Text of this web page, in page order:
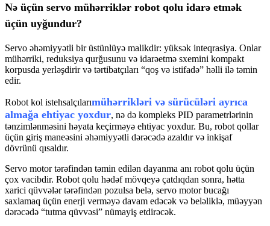
Nə üçün servo mühərriklər robot qolu idarə etmək
üçün uyğundur?
Servo əhəmiyyətli bir üstünlüyə malikdir: yüksək inteqrasiya. Onlar
mühərriki, reduksiya qurğusunu və idarəetmə sxemini kompakt
korpusda yerləşdirir və tərtibatçıları “qoş və istifadə” həlli ilə təmin
edir.
Robot kol istehsalçılarımühərrikləri və sürücüləri ayrıca
almağa ehtiyac yoxdur, nə də kompleks PID parametrlərinin
tənzimlənməsini həyata keçirməyə ehtiyac yoxdur. Bu, robot qollar
üçün giriş maneəsini əhəmiyyətli dərəcədə azaldır və inkişaf
dövrünü qısaldır.
Servo motor tərəfindən təmin edilən dayanma anı robot qolu üçün
çox vacibdir. Robot qolu hədəf mövqeyə çatdıqdan sonra, hətta
xarici qüvvələr tərəfindən pozulsa belə, servo motor bucağı
saxlamaq üçün enerji verməyə davam edəcək və beləliklə, müəyyən
dərəcədə “tutma qüvvəsi” nümayiş etdirəcək.